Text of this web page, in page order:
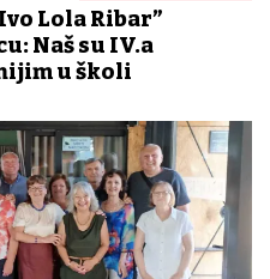
Lola Ribar”
Naš su IV.a
u školi